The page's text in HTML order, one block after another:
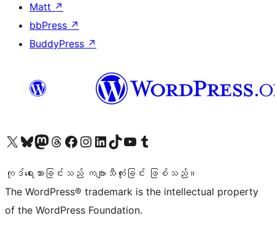
Matt ↗
bbPress ↗
BuddyPress ↗
ကျွန်ုပ်တို့၏ X (ယခင် Twitter) အကောင့်သို့ သွားရောက်ကြည့်ရှုပါကျွန်ုပ်တို့၏ Bluesky အကောင့်သို့ ဝင်ရောက်ကြည့်ရှုရန်
ကျွန်ုပ်တို့၏ Mastodon အကောင့်သို့ သွားရောက်ကြည့်ရှုပါကျွန်ုပ်တို့၏ Threads အကောင့်သို့ ဝင်ရောက်ကြည့်ရှုရန်
ကျွန်ုပ်တို့၏ Facebook စာမျက်နှာသို့ သွားရောက်ကြည့်ရှုပါကျွန်ုပ်တို့၏ Instagram အကောင့်သို့ သွားရောက်ကြည့်ရှုပါ ကျွန်ုပ်တို့၏ LinkedIn အကောင့်သို့ သွားရောက်ကြည့်ရှုပါကျွန်ုပ်တို့၏ TikTok အကောင့်သို့ ဝင်ရောက်ကြည့်ရှုရန်
ကျွန်ုပ်တို့၏ YouTube ချန်နယ်သို့ သွားရောက်ကြည့်ရှုပါ ကျွန်ုပ်တို့၏ Tumblr အကောင့်သို့ ဝင်ရောက်ကြည့်ရှုရန်
ကုဒ်ရေးသားခြင်းသည် ကဗျာသီကုံးခြင်း ဖြစ်သည်။
The WordPress® trademark is the intellectual property
of the WordPress Foundation.